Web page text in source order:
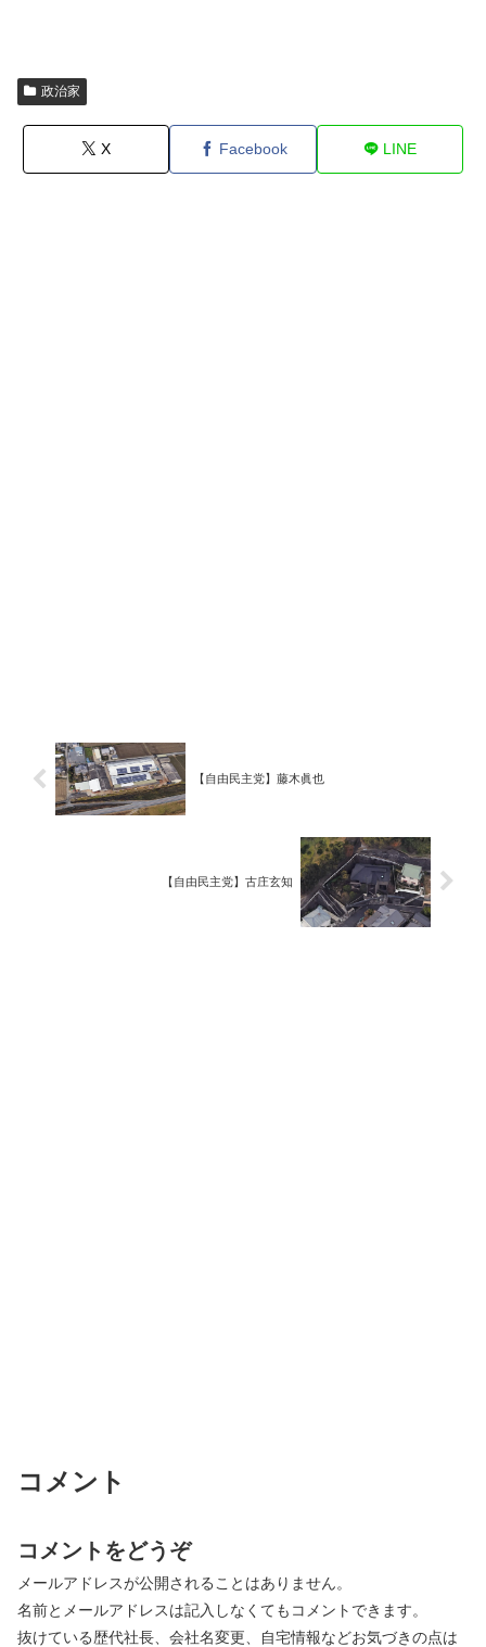
政治家
X Facebook LINE
【自由民主党】藤木眞也
【自由民主党】古庄玄知
コメント
コメントをどうぞ
メールアドレスが公開されることはありません。
名前とメールアドレスは記入しなくてもコメントできます。
抜けている歴代社長、会社名変更、自宅情報などお気づきの点は